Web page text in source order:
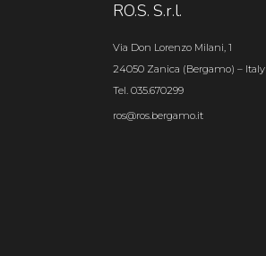
RO.S. S.r.l.
Via Don Lorenzo Milani, 1
24050 Zanica (Bergamo) – Italy
Tel. 035.670299
ros@ros.bergamo.it